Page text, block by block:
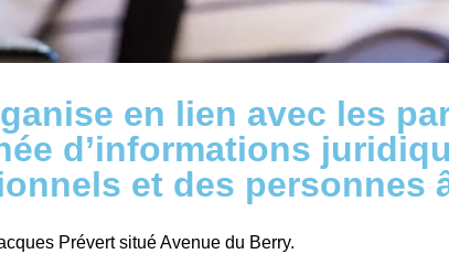
en lien avec les
d’informations
et des personnes
Prévert situé Avenue du Berry.